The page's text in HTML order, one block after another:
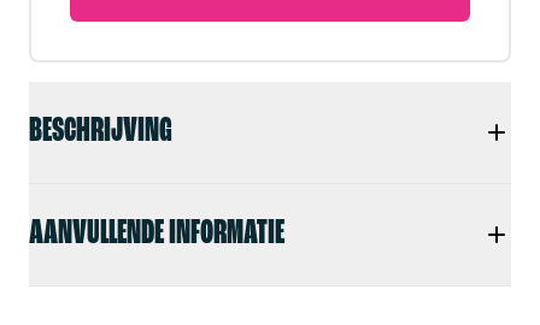
BESCHRIJVING
AANVULLENDE INFORMATIE